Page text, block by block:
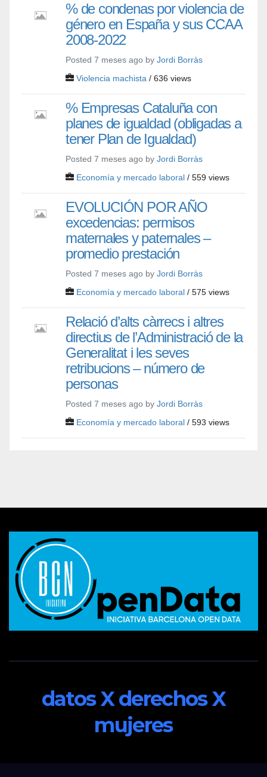
% de condenas por violencia de
género en España y sus CCAA
2008-2022
Posted 7 meses ago by Jordi Borràs
Violencia machista / 636 views
% Empresas Cataluña con
planes de igualdad (obligadas a
tener Plan de Igualdad)
Posted 7 meses ago by Jordi Borràs
Economía y mercado laboral / 559 views
EVOLUCIÓN POR AÑO
excedencias: permisos
maternales y paternales –
promedio prestación
Posted 7 meses ago by Jordi Borràs
Economía y mercado laboral / 575 views
Relació d’alts càrrecs i altres
directius de l’Administració de la
Generalitat i les seves
retribucions – número de
personas
Posted 7 meses ago by Jordi Borràs
Economía y mercado laboral / 593 views
datos X derechos X
mujeres